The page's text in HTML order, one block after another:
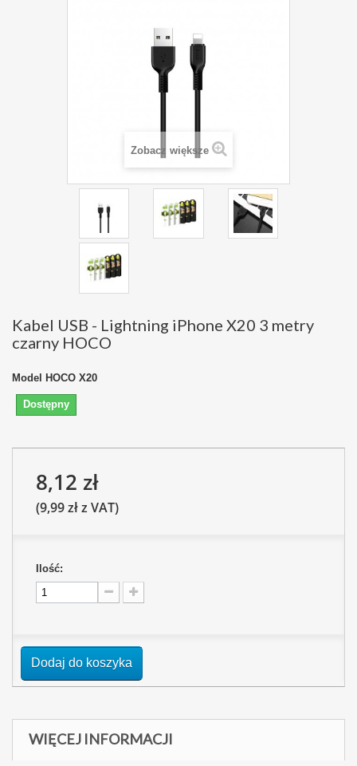
Zobacz większe
Kabel USB - Lightning iPhone X20 3 metry
czarny HOCO
Model HOCO X20
Dostępny
8,12 zł
(9,99 zł z VAT)
Ilość:
Dodaj do koszyka
WIĘCEJ INFORMACJI